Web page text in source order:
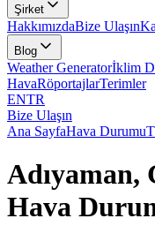
Şirket
HakkımızdaBize Ulaşın
Blog
Weather Generatorİklim
HavaRöportajlarTerimler
ENTR
Bize Ulaşın
Ana SayfaHava Durumu
Adıyaman,
Hava